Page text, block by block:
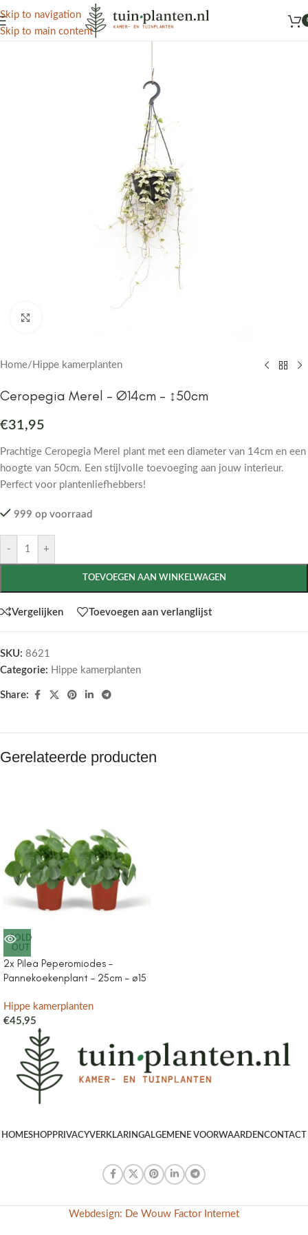
Skip to navigation
Skip to main content
Het grootste aanbod kamer- en tuinplanten
Home/ Hippe kamerplanten
Ceropegia Merel – Ø14cm – ↕50cm
€31,95
Prachtige Ceropegia Merel plant met een diameter van 14cm en een
hoogte van 50cm. Een stijlvolle toevoeging aan jouw interieur.
Perfect voor plantenliefhebbers!
999 op voorraad
- +
TOEVOEGEN AAN WINKELWAGEN
Vergelijken Toevoegen aan verlanglijst
SKU: 8621
Categorie: Hippe kamerplanten
Share:
Gerelateerde producten
SOLD
OUT
2x Pilea Peperomiodes –
Pannekoekenplant – 25cm – ø15
Hippe kamerplanten
€45,95
HOMESHOPPRIVACYVERKLARINGALGEMENE VOORWAARDENCONTACT
Webdesign: De Wouw Factor Internet